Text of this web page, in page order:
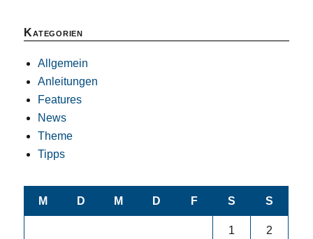
Kategorien
Allgemein
Anleitungen
Features
News
Theme
Tipps
M D M D F S S
1 2